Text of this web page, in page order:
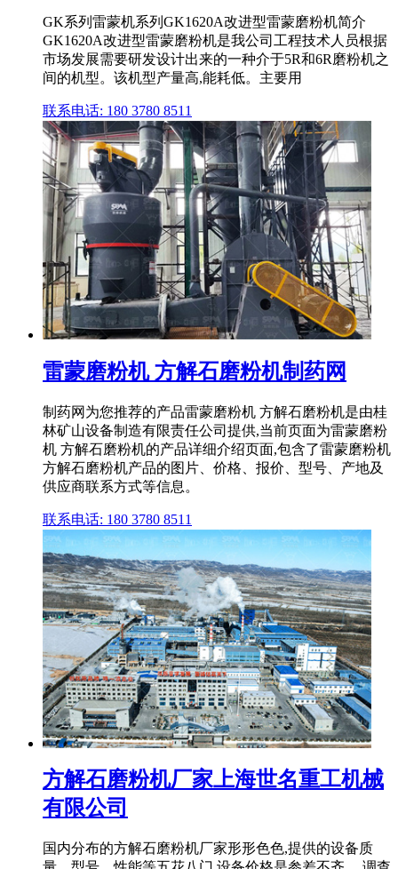
GK系列雷蒙机系列GK1620A改进型雷蒙磨粉机简介
GK1620A改进型雷蒙磨粉机是我公司工程技术人员根据
市场发展需要研发设计出来的一种介于5R和6R磨粉机之
间的机型。该机型产量高,能耗低。主要用
联系电话: 180 3780 8511
雷蒙磨粉机 方解石磨粉机制药网
制药网为您推荐的产品雷蒙磨粉机 方解石磨粉机是由桂
林矿山设备制造有限责任公司提供,当前页面为雷蒙磨粉
机 方解石磨粉机的产品详细介绍页面,包含了雷蒙磨粉机
方解石磨粉机产品的图片、价格、报价、型号、产地及
供应商联系方式等信息。
联系电话: 180 3780 8511
方解石磨粉机厂家上海世名重工机械
有限公司
国内分布的方解石磨粉机厂家形形色色,提供的设备质